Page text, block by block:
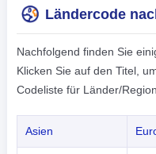
Ländercode
Nachfolgend finden Sie
Klicken Sie auf den Titel,
Codeliste für Länder/
Asien